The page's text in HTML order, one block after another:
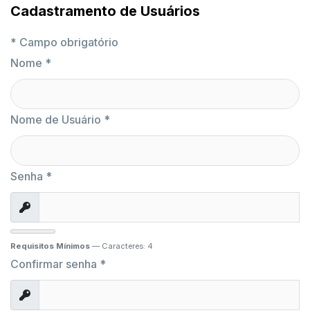
Cadastramento de Usuários
* Campo obrigatório
Nome *
Nome de Usuário *
Senha *
Exibir
Requisitos Mínimos — Caracteres: 4
Confirmar senha *
Exibir